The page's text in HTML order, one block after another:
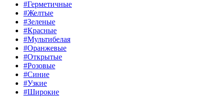
#Герметичные
#Желтые
#Зеленые
#Красные
#Мультибелая
#Оранжевые
#Открытые
#Розовые
#Синие
#Узкие
#Широкие